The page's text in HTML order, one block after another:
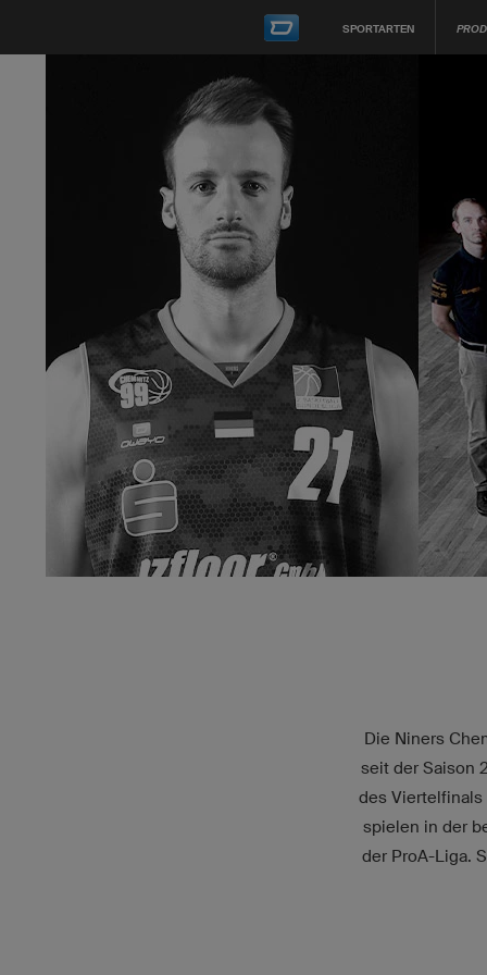
SPORTARTEN
Die Niners
seit der Saison
des Viertelfinals
spielen in der
der ProA-Liga.